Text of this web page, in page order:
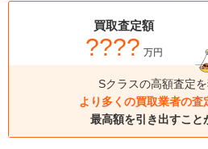
買取査定額
???? 万円
Sクラスの高額査定を
より多くの買取業者の査
最高額を引き出すこと